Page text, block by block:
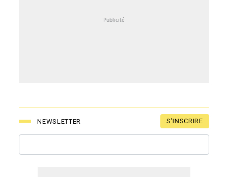
NEWSLETTER S'INSCRIRE